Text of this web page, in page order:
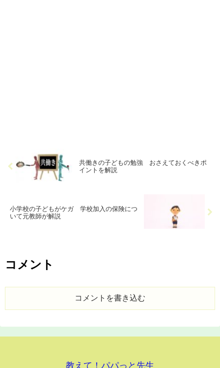
共働きの子どもの勉強 おさえておくべきポ
イントを解説
小学校の子どもがケガ 学校加入の保険につ
いて元教師が解説
コメント
コメントを書き込む
教えて！パパっと先生